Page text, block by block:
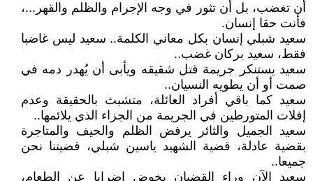
أن تغضب، بل أن تثور في وجه الإجرام والظلم والقهر...،
فأنت حقا إنسان.
سعيد شبلي إنسان بكل معاني الكلمة.. سعيد ليس غاضبا
فقط، سعيد بركان غضب..
سعيد يستنكر جريمة قتل شقيقه ويأبى أن يُهدر دمه في
صمت أو أن يطويه النسيان..
سعيد كما باقي أفراد العائلة، متشبث بالحقيقة وعدم
إفلات المتورطين في الجريمة من الجزاء الذي يلائمها..
سعيد الجميل والثائر يرفض الظلم والحيف والمتاجرة
بقضية عادلة، قضية الشهيد ياسين شبلي، قضيتنا نحن
جميعا..
سعيد الآن وراء القضبان يخوض إضرابا عن الطعام،